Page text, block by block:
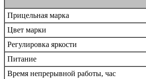
Прицельная марка
Цвет марки
Регулировка яркости
Питание
Время непрерывной работы, час